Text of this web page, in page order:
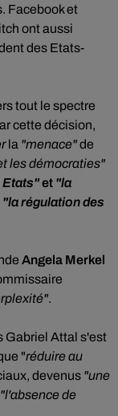
Facebook et
ont aussi
des Etats-
tout le spectre
cette décision,
la "menace"de
les démocraties"
Etats"et "la
"la régulation des
Angela Merkel
.
Gabriel Attal s'est
"réduire au
devenus "une
"l'absence de